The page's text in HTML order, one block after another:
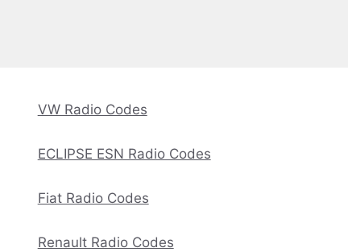
VW Radio Codes
ECLIPSE ESN Radio Codes
Fiat Radio Codes
Renault Radio Codes